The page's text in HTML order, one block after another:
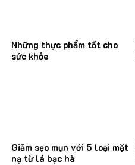
Những thực phẩm tốt cho
sức khỏe
Giảm sẹo mụn với 5 loại mặt
nạ từ lá bạc hà